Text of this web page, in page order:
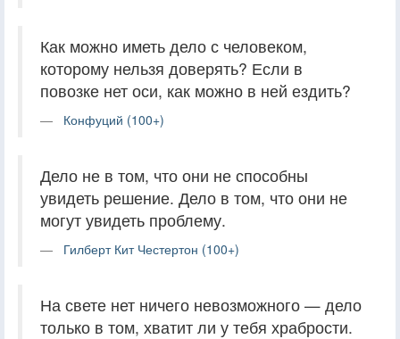
Как можно иметь дело с человеком,
которому нельзя доверять? Если в
повозке нет оси, как можно в ней ездить?
Конфуций (100+)
Дело не в том, что они не способны
увидеть решение. Дело в том, что они не
могут увидеть проблему.
Гилберт Кит Честертон (100+)
На свете нет ничего невозможного — дело
только в том, хватит ли у тебя храбрости.